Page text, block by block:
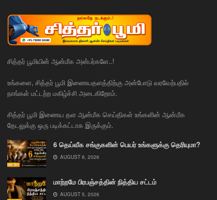
சித்தர் பூமியின் ஆன்மீக அன்பர்களே..!
உங்களை, சித்தர் பூமி இணையதளத்திற்கு அன்போடு வரவேற்பதில்
நாங்கள் மட்டற்ற மகிழ்ச்சி அடைகிறோம்.
சித்தர் பூமி இணைய தள ஆன்மீக செய்திகள் உங்களின் ஆன்மீக
தேடலுக்கு ஒரு படிக்கட்டாக இருக்கும்.
6 தெய்வீக சங்குகளின் பெயர் உங்களுக்கு தெரியுமா?
AUGUST 6, 2026
மாற்றமே பிரபஞ்சத்தின் நித்திய சட்டம்
AUGUST 5, 2026